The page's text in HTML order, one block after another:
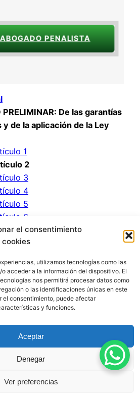
el consentimiento
cookies
utilizamos tecnologías como las
acceder a la información del dispositivo. El
nos permitirá procesar datos como
o las identificaciones únicas en este
el consentimiento, puede afectar
y funciones.
Aceptar
Denegar
Ver preferencias
PENALISTA
PRELIMINAR: De las garantías
y de la aplicación de la Ley
1
2
3
4
5
6
7
8
de Privacidad
Política de
Contacto